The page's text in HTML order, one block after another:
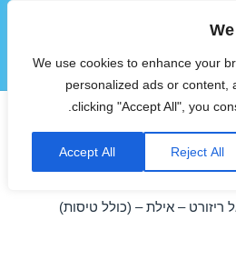
We use cookies to enhance your
personalized ads or content,
clicking "Accept All", you
Reject All
Accept All
תפריטים
ווידג'טים
רויאל
ריזורט – אילת – (כולל טיסות)